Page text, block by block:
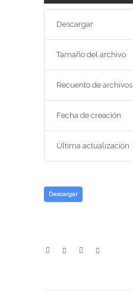
Descargar
Tamaño del archivo
Recuento de archivos
Fecha de creación
Última actualización
Descargar